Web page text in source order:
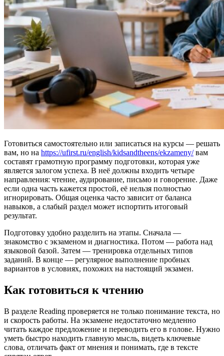
Готовиться самостоятельно или записаться на курсы — решать
вам, но на https://ufirst.ru/english/kidsandtheens/ekzameny/вам
составят грамотную программу подготовки, которая уже
является залогом успеха. В неё должны входить четыре
направления: чтение, аудирование, письмо и говорение. Даже
если одна часть кажется простой, её нельзя полностью
игнорировать. Общая оценка часто зависит от баланса
навыков, а слабый раздел может испортить итоговый
результат.
Подготовку удобно разделить на этапы. Сначала —
знакомство с экзаменом и диагностика. Потом — работа над
языковой базой. Затем — тренировка отдельных типов
заданий. В конце — регулярное выполнение пробных
вариантов в условиях, похожих на настоящий экзамен.
Как готовиться к чтению
В разделе Reading проверяется не только понимание текста, но
и скорость работы. На экзамене недостаточно медленно
читать каждое предложение и переводить его в голове. Нужно
уметь быстро находить главную мысль, видеть ключевые
слова, отличать факт от мнения и понимать, где в тексте